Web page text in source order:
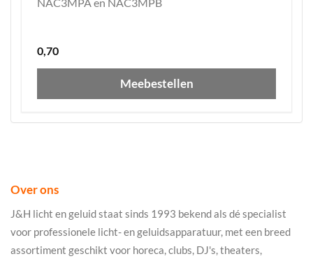
0,70
Meebestellen
Over ons
J&H licht en geluid staat sinds 1993 bekend als dé specialist
voor professionele licht- en geluidsapparatuur, met een breed
assortiment geschikt voor horeca, clubs, DJ's, theaters,